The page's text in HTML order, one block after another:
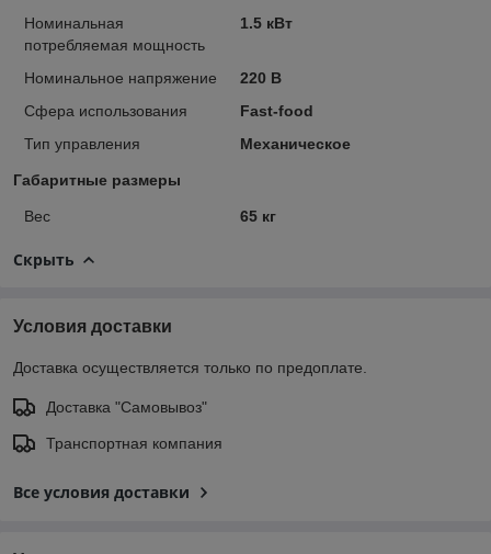
Номинальная
потребляемая мощность
1.5 кВт
Номинальное напряжение
220 В
Сфера использования
Fast-food
Тип управления
Механическое
Габаритные размеры
Вес 65 кг
Скрыть
Условия доставки
Доставка осуществляется только по предоплате.
Доставка "Самовывоз"
Транспортная компания
Все условия доставки